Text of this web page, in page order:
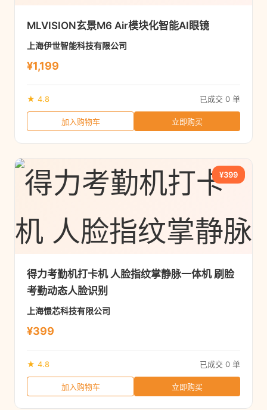
MLVISION玄景M6 Air模块化智能AI眼镜
上海伊世智能科技有限公司
¥1,199
★ 4.8 已成交 0 单
加入购物车 立即购买
¥399
得力考勤机打卡机 人脸指纹掌静脉一体机 刷脸
考勤动态人脸识别
上海憬芯科技有限公司
¥399
★ 4.8 已成交 0 单
加入购物车 立即购买